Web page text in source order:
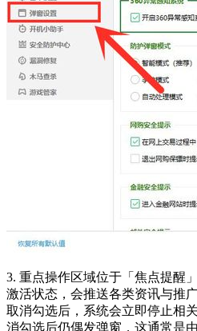
3. 重点操作区域位于「焦点提醒
激活状态，会推送各类资讯与推
取消勾选后，系统会立即停止相
消勾选后仍偶发弹窗，这通常是